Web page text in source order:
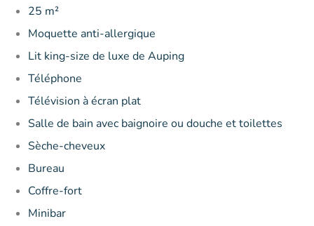
25 m²
Moquette anti-allergique
Lit king-size de luxe de Auping
Téléphone
Télévision à écran plat
Salle de bain avec baignoire ou douche et toilettes
Sèche-cheveux
Bureau
Coffre-fort
Minibar